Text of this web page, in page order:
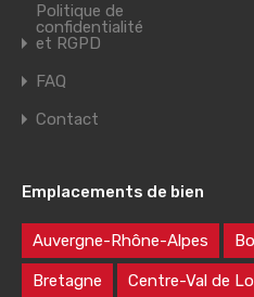
Politique de
confidentialité
et RGPD
FAQ
Contact
Emplacements de bien
Auvergne-Rhône-Alpes
Bretagne Centre-Val de